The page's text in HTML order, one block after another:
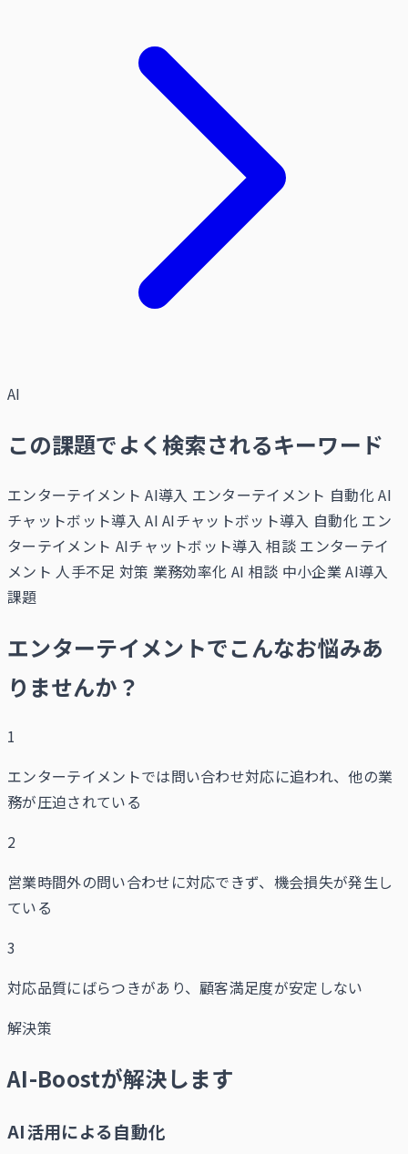
AI
この課題でよく検索されるキーワード
エンターテイメント AI導入 エンターテイメント 自動化 AI
チャットボット導入 AI AIチャットボット導入 自動化 エン
ターテイメント AIチャットボット導入 相談 エンターテイ
メント 人手不足 対策 業務効率化 AI 相談 中小企業 AI導入
課題
エンターテイメントでこんなお悩みあ
りませんか？
1
エンターテイメントでは問い合わせ対応に追われ、他の業
務が圧迫されている
2
営業時間外の問い合わせに対応できず、機会損失が発生し
ている
3
対応品質にばらつきがあり、顧客満足度が安定しない
解決策
AI-Boostが解決します
AI活用による自動化